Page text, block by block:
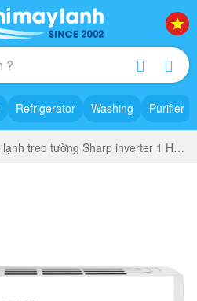
Refrigerator Washing Purifier
Máy lạnh treo tường Sharp inverter 1 HP (AH – XP10BSW)